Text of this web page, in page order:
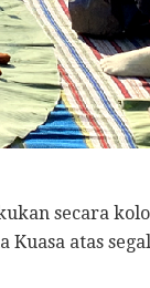
secara
atas